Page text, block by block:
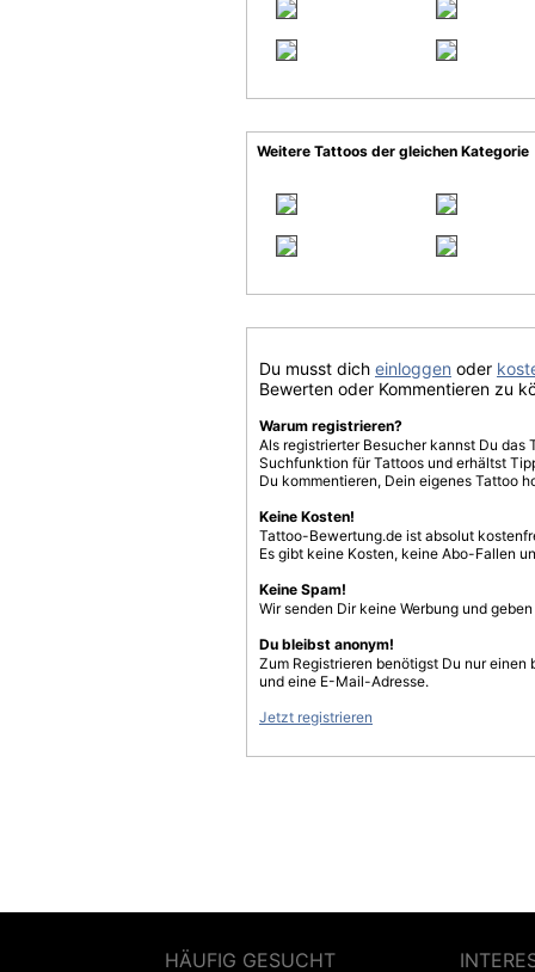
Weitere Tattoos der gleichen Kategorie
Du musst dich einloggen oder
Bewerten oder Kommentieren zu
Warum registrieren?
Als registrierter Besucher kannst Du
Suchfunktion für Tattoos und erhältst
Du kommentieren, Dein eigenes Tattoo
Keine Kosten!
Tattoo-Bewertung.de ist absolut
Es gibt keine Kosten, keine Abo-Fallen
Keine Spam!
Wir senden Dir keine Werbung und
Du bleibst anonym!
Zum Registrieren benötigst Du nur einen
und eine E-Mail-Adresse.
Jetzt registrieren
HÄUFIG GESUCHT